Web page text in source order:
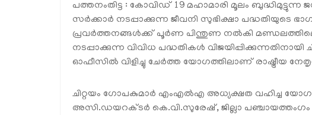
പത്തനംതിട്ട : കോവിഡ് 19 മഹാമാരി മൂലം
സര്‍ക്കാര്‍ നടപ്പാക്കുന്ന ജീവനി സുഭിക്ഷാ പദ്ധതിയുടെ
പ്രവര്‍ത്തനങ്ങള്‍ക്ക് പൂര്‍ണ പിന്തുണ നല്‍കി മണ്ഡലത്തിലെ
നടപ്പാക്കുന്ന വിവിധ പദ്ധതികള്‍
ഓഫീസില്‍ വിളിച്ചു ചേര്‍ത്ത യോഗത്തിലാണ് രാഷ്ട്രീയ
ചിറ്റയം ഗോപകുമാര്‍ എംഎല്‍എ അധ്യക്ഷത വഹിച്ച
അസി.ഡയറക്ടര്‍ കെ.വി.സുരേഷ്, ജില്ലാ